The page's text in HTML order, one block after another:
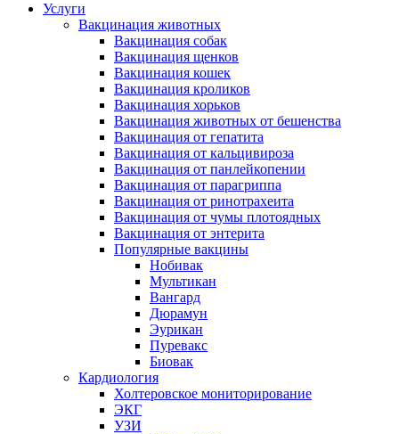
Услуги
Вакцинация животных
Вакцинация собак
Вакцинация щенков
Вакцинация кошек
Вакцинация кроликов
Вакцинация хорьков
Вакцинация животных от бешенства
Вакцинация от гепатита
Вакцинация от кальцивироза
Вакцинация от панлейкопении
Вакцинация от парагриппа
Вакцинация от ринотрахеита
Вакцинация от чумы плотоядных
Вакцинация от энтерита
Популярные вакцины
Нобивак
Мультикан
Вангард
Дюрамун
Эурикан
Пуревакс
Биовак
Кардиология
Холтеровское мониторирование
ЭКГ
УЗИ